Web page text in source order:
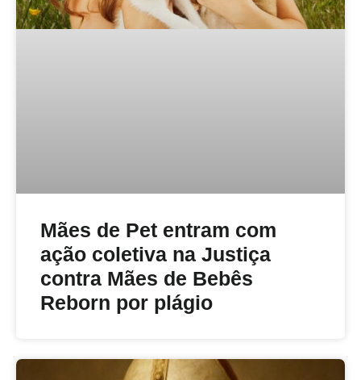
Mães de Pet entram com
ação coletiva na Justiça
contra Mães de Bebês
Reborn por plágio